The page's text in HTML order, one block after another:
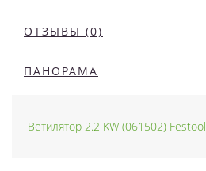
ОТЗЫВЫ (0)
ПАНОРАМА
Ветилятор 2.2 KW (061502) Festool